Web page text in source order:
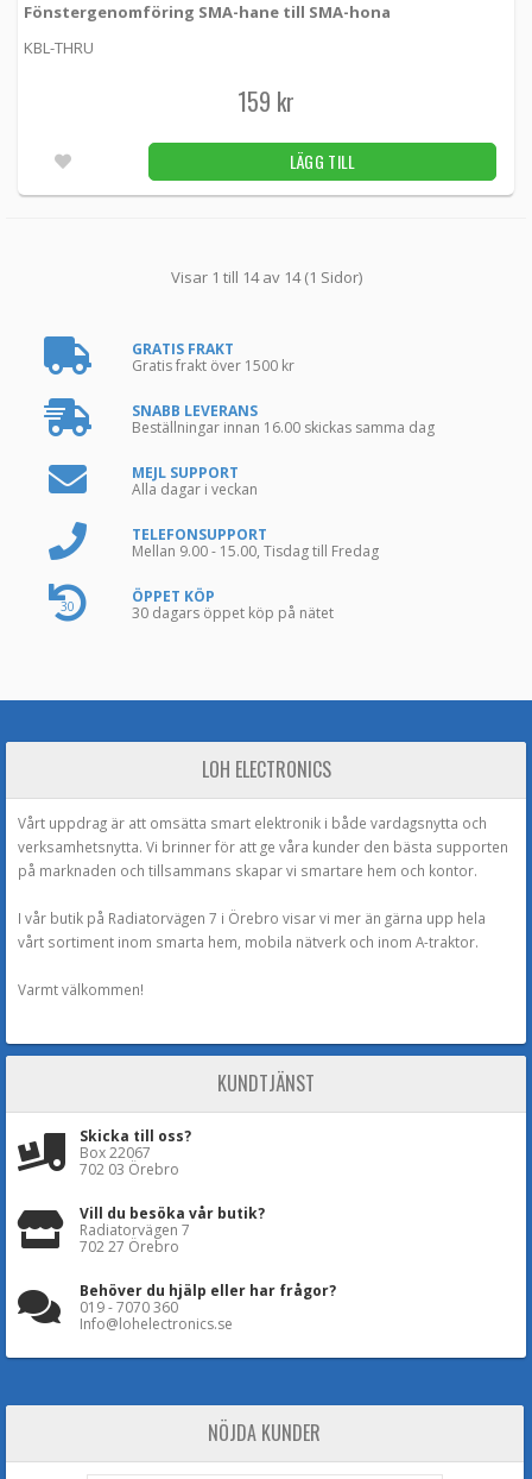
Fönstergenomföring SMA-hane till SMA-hona
KBL-THRU
159 kr
LÄGG TILL
Visar 1 till 14 av 14 (1 Sidor)
GRATIS FRAKT
Gratis frakt över 1500 kr
SNABB LEVERANS
Beställningar innan 16.00 skickas samma dag
MEJL SUPPORT
Alla dagar i veckan
TELEFONSUPPORT
Mellan 9.00 - 15.00, Tisdag till Fredag
30
ÖPPET KÖP
30 dagars öppet köp på nätet
LOH ELECTRONICS
Vårt uppdrag är att omsätta smart elektronik i både vardagsnytta och
verksamhetsnytta. Vi brinner för att ge våra kunder den bästa supporten
på marknaden och tillsammans skapar vi smartare hem och kontor.
I vår butik på Radiatorvägen 7 i Örebro visar vi mer än gärna upp hela
vårt sortiment inom smarta hem, mobila nätverk och inom A-traktor.
Varmt välkommen!
KUNDTJÄNST
Skicka till oss?
Box 22067
702 03 Örebro
Vill du besöka vår butik?
Radiatorvägen 7
702 27 Örebro
Behöver du hjälp eller har frågor?
019 - 7070 360
Info@lohelectronics.se
NÖJDA KUNDER